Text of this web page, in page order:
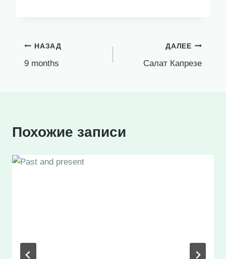
Навигация
по
НАЗАД
9 months
ДАЛЕЕ
Салат Капрезе
Похожие записи